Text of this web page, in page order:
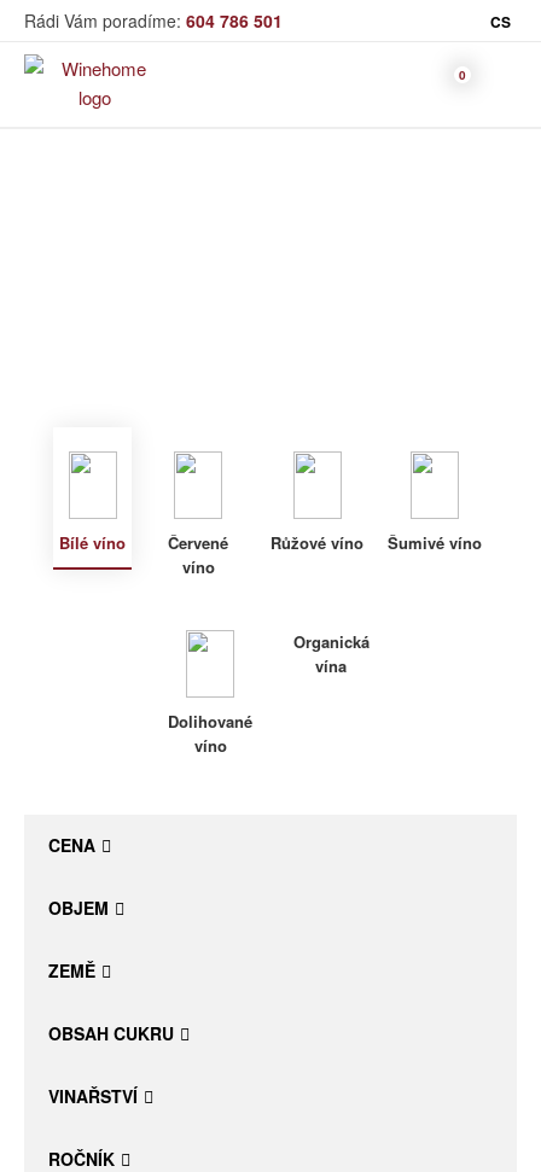
Rádi Vám poradíme: 604 786 501 CS
víno
vína
Specialní vína
Degustační sety
Daniel Pesat Wine
Bílé víno
Červené
víno
Růžové víno Šumivé víno
Dolihované
víno
Organická
vína
CENA
OBJEM
ZEMĚ
OBSAH CUKRU
VINAŘSTVÍ
ROČNÍK